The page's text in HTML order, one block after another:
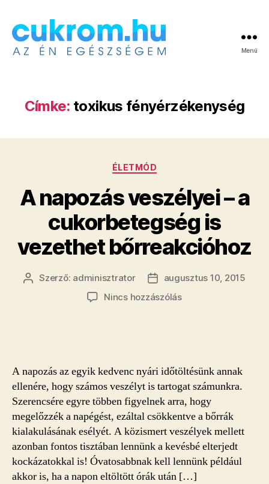
Menü
Címke: toxikus fényérzékenység
Kategóriák
ÉLETMÓD
A napozás veszélyei – a
cukorbetegség is
vezethet bőrreakcióhoz
Bejegyzés
Szerző: adminisztrator
Bejegyzés
dátuma
augusztus 10, 2015
Nincs hozzászólása(z)
cukorbetegség
is
vezethet
bőrreakcióhoz
bejegyzéshez
A napozás az egyik kedvenc nyári időtöltésünk annak
ellenére, hogy számos veszélyt is tartogat számunkra.
Szerencsére egyre többen figyelnek arra, hogy
megelőzzék a napégést, ezáltal csökkentve a bőrrák
kialakulásának esélyét. A közismert veszélyek mellett
azonban fontos tisztában lennünk a kevésbé elterjedt
kockázatokkal is! Óvatosabbnak kell lennünk például
akkor is, ha a napon eltöltött órák után […]